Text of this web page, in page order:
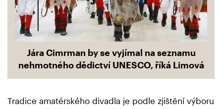
Jára Cimrman by se vyjímal na seznamu
nehmotného dědictví UNESCO, říká Limová
Tradice amatérského divadla je podle zjištění výboru